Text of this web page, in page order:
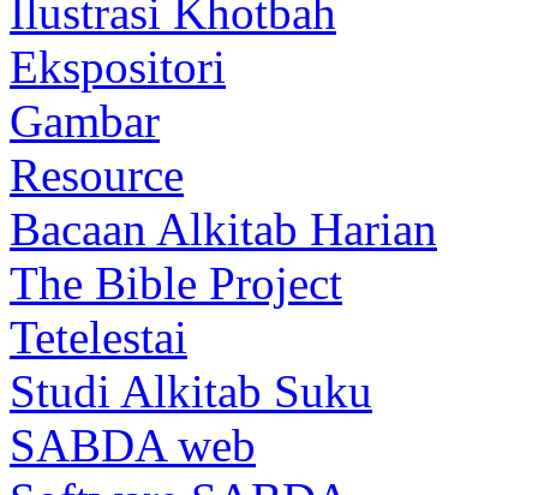
Ilustrasi Khotbah
Ekspositori
Gambar
Resource
Bacaan Alkitab Harian
The Bible Project
Tetelestai
Studi Alkitab Suku
SABDA web